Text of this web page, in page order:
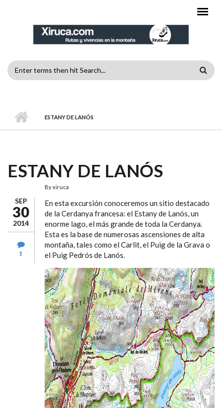
FORMULARIO
BÚSQUEDA
ESTANY DE LANÓS
ESTANY DE LANÓS
SEP
30
2014
1
Byxiruca
En esta excursión conoceremos un sitio destacado
de la Cerdanya francesa: el Estany de Lanós, un
enorme lago, el más grande de toda la Cerdanya.
Esta es la base de numerosas ascensiones de alta
montaña, tales como el Carlit, el Puig de la Grava o
el Puig Pedrós de Lanós.